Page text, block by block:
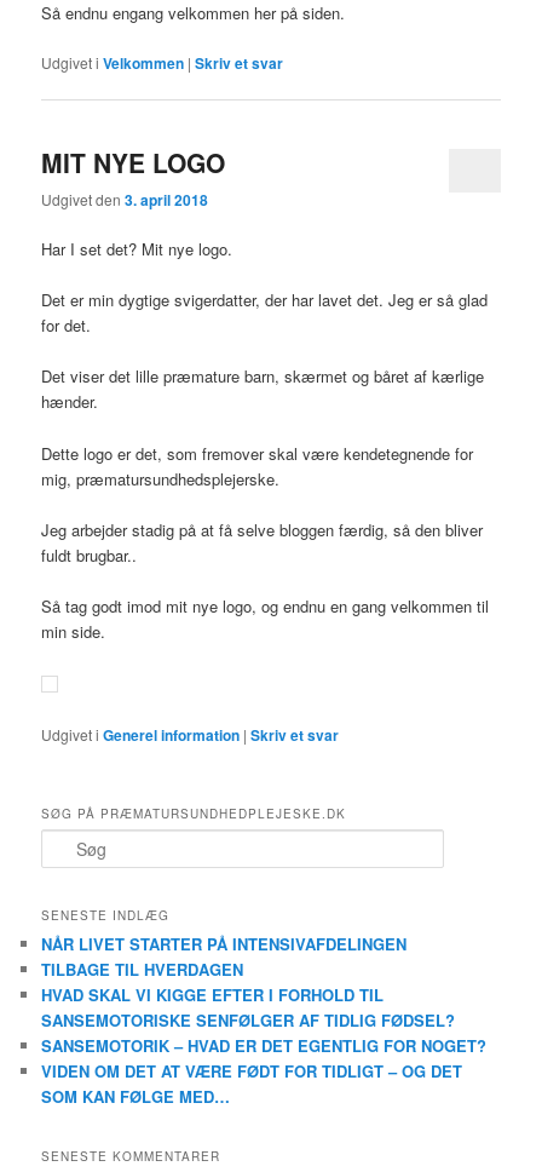
Så endnu engang velkommen her på siden.
Udgivet i Velkommen |Skriv et svar
MIT NYE LOGO
Udgivet den3. april 2018
Har I set det? Mit nye logo.
Det er min dygtige svigerdatter, der har lavet det. Jeg er så glad
for det.
Det viser det lille præmature barn, skærmet og båret af kærlige
hænder.
Dette logo er det, som fremover skal være kendetegnende for
mig, præmatursundhedsplejerske.
Jeg arbejder stadig på at få selve bloggen færdig, så den bliver
fuldt brugbar..
Så tag godt imod mit nye logo, og endnu en gang velkommen til
min side.
Udgivet i Generel information |Skriv et svar
SØG PÅ PRÆMATURSUNDHEDPLEJESKE.DK
ø
SENESTE INDLÆG
NÅR LIVET STARTER PÅ INTENSIVAFDELINGEN
TILBAGE TIL HVERDAGEN
HVAD SKAL VI KIGGE EFTER I FORHOLD TIL
SANSEMOTORISKE SENFØLGER AF TIDLIG FØDSEL?
SANSEMOTORIK – HVAD ER DET EGENTLIG FOR NOGET?
VIDEN OM DET AT VÆRE FØDT FOR TIDLIGT – OG DET
SOM KAN FØLGE MED…
SENESTE KOMMENTARER